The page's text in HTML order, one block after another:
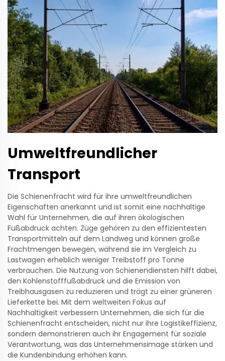
Umweltfreundlicher
Transport
Die Schienenfracht wird für ihre umweltfreundlichen
Eigenschaften anerkannt und ist somit eine nachhaltige
Wahl für Unternehmen, die auf ihren ökologischen
Fußabdruck achten. Züge gehören zu den effizientesten
Transportmitteln auf dem Landweg und können große
Frachtmengen bewegen, während sie im Vergleich zu
Lastwagen erheblich weniger Treibstoff pro Tonne
verbrauchen. Die Nutzung von Schienendiensten hilft dabei,
den Kohlenstofffußabdruck und die Emission von
Treibhausgasen zu reduzieren und trägt zu einer grüneren
Lieferkette bei. Mit dem weltweiten Fokus auf
Nachhaltigkeit verbessern Unternehmen, die sich für die
Schienenfracht entscheiden, nicht nur ihre Logistikeffizienz,
sondern demonstrieren auch ihr Engagement für soziale
Verantwortung, was das Unternehmensimage stärken und
die Kundenbindung erhöhen kann.